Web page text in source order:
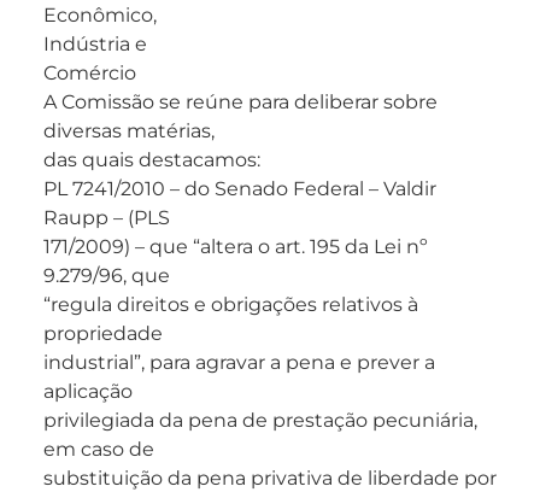
Econômico,
Indústria e
Comércio
A Comissão se reúne para deliberar sobre
diversas matérias,
das quais destacamos:
PL 7241/2010 – do Senado Federal – Valdir
Raupp – (PLS
171/2009) – que “altera o art. 195 da Lei nº
9.279/96, que
“regula direitos e obrigações relativos à
propriedade
industrial”, para agravar a pena e prever a
aplicação
privilegiada da pena de prestação pecuniária,
em caso de
substituição da pena privativa de liberdade por